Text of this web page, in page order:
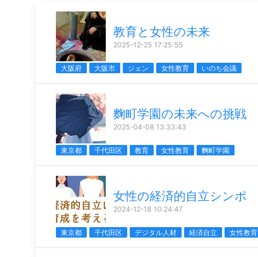
教育と女性の未来
2025-12-25 17:25:55
大阪府 大阪市 ジェン 女性教育 いのち会議
麴町学園の未来への挑戦
2025-04-08 13:33:43
東京都 千代田区 教育 女性教育 麴町学園
女性の経済的自立シンポ
2024-12-18 10:24:47
東京都 千代田区 デジタル人材 経済自立 女性教育